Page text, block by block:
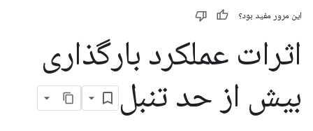
این مرور مفید بود؟
اثرات عملکرد بارگذاری
بیش از حد تنبل